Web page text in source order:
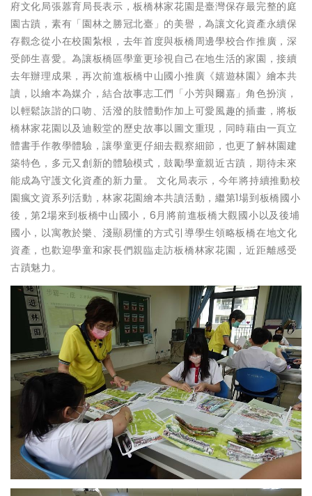
府文化局張䕒育局長表示，板橋林家花園是臺灣保存最完整的庭
園古蹟，素有「園林之勝冠北臺」的美譽，為讓文化資產永續保
存觀念從小在校園紮根，去年首度與板橋周邊學校合作推廣，深
受師生喜愛。為讓板橋區學童更珍視自己在地生活的家園，接續
去年辦理成果，再次前進板橋中山國小推廣《嬉遊林園》繪本共
讀，以繪本為媒介，結合故事志工們「小芳與爾嘉」角色扮演，
以輕鬆詼諧的口吻、活潑的肢體動作加上可愛風趣的插畫，將板
橋林家花園以及迪毅堂的歷史故事以圖文重現，同時藉由一頁立
體書手作教學體驗，讓學童更仔細去觀察細節，也更了解林園建
築特色，多元又創新的體驗模式，鼓勵學童親近古蹟，期待未來
能成為守護文化資產的新力量。 文化局表示，今年將持續推動校
園瘋文資系列活動，林家花園繪本共讀活動，繼第1場到板橋國小
後，第2場來到板橋中山國小，6月將前進板橋大觀國小以及後埔
國小，以寓教於樂、淺顯易懂的方式引導學生領略板橋在地文化
資產，也歡迎學童和家長們親臨走訪板橋林家花園，近距離感受
古蹟魅力。